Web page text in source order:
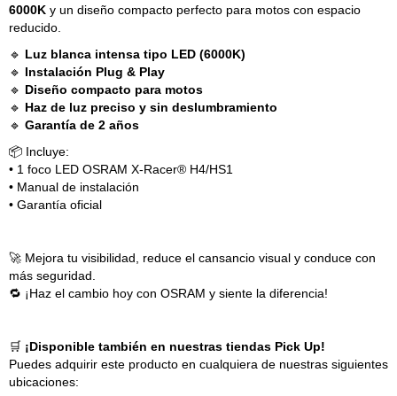
6000K y un diseño compacto perfecto para motos con espacio
reducido.
🔹 Luz blanca intensa tipo LED (6000K)
🔹 Instalación Plug & Play
🔹 Diseño compacto para motos
🔹 Haz de luz preciso y sin deslumbramiento
🔹 Garantía de 2 años
📦 Incluye:
• 1 foco LED OSRAM X-Racer® H4/HS1
• Manual de instalación
• Garantía oficial
🚀 Mejora tu visibilidad, reduce el cansancio visual y conduce con
más seguridad.
🔁 ¡Haz el cambio hoy con OSRAM y siente la diferencia!
🛒 ¡Disponible también en nuestras tiendas Pick Up!
Puedes adquirir este producto en cualquiera de nuestras siguientes
ubicaciones: